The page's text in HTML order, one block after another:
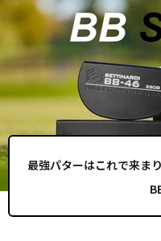
最強パターはこれで来ま